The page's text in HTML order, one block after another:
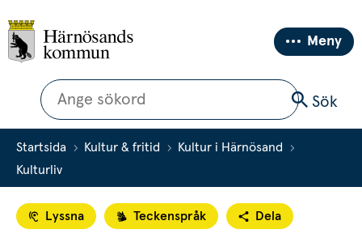
Meny
Sök
Sök
Startsida Kultur & fritid
Kultur i Härnösand
Kulturliv
Lyssna Teckenspråk Dela